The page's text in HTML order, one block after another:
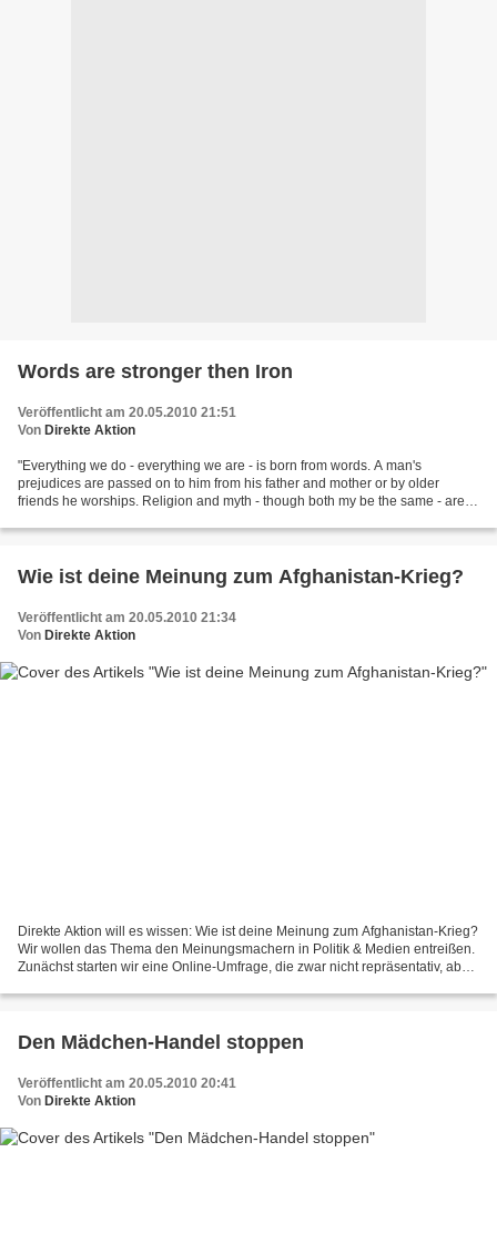
Words are stronger then Iron
Veröffentlicht am 20.05.2010 21:51
Von Direkte Aktion
"Everything we do - everything we are - is born from words. A man's
prejudices are passed on to him from his father and mother or by older
friends he worships. Religion and myth - though both my be the same - are
Wie ist deine Meinung zum Afghanistan-Krieg?
Veröffentlicht am 20.05.2010 21:34
Von Direkte Aktion
Direkte Aktion will es wissen: Wie ist deine Meinung zum Afghanistan-Krieg?
Wir wollen das Thema den Meinungsmachern in Politik & Medien entreißen.
Zunächst starten wir eine Online-Umfrage, die zwar nicht repräsentativ, aber
Den Mädchen-Handel stoppen
Veröffentlicht am 20.05.2010 20:41
Von Direkte Aktion